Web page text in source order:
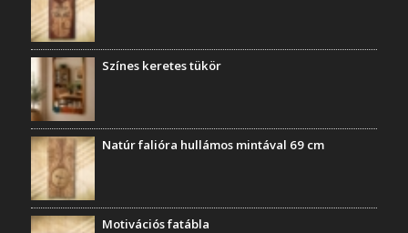
Színes keretes tükör
Natúr falióra hullámos mintával 69 cm
Motivációs fatábla